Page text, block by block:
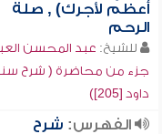
أعظم لأجرك) , صلة
الرحم
للشيخ: عبد المحسن
جزء من محاضرة ( شرح
داود [205])
الفهرس: شرح